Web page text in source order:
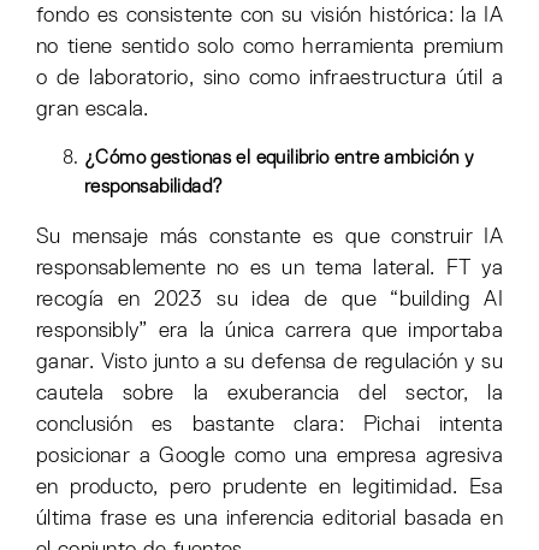
fondo es consistente con su visión histórica: la IA
no tiene sentido solo como herramienta premium
o de laboratorio, sino como infraestructura útil a
gran escala.
¿Cómo gestionas el equilibrio entre ambición y
responsabilidad?
Su mensaje más constante es que construir IA
responsablemente no es un tema lateral. FT ya
recogía en 2023 su idea de que “building AI
responsibly” era la única carrera que importaba
ganar. Visto junto a su defensa de regulación y su
cautela sobre la exuberancia del sector, la
conclusión es bastante clara: Pichai intenta
posicionar a Google como una empresa agresiva
en producto, pero prudente en legitimidad. Esa
última frase es una inferencia editorial basada en